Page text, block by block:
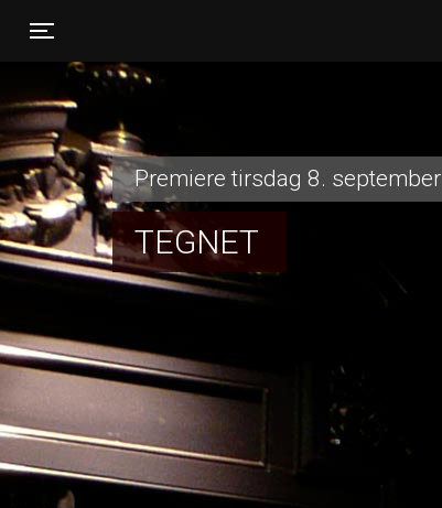
Premiere tirsdag 8. september
TEGNET